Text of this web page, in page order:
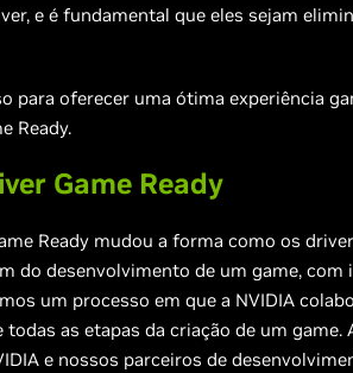
e é fundamental que eles sejam
para oferecer uma ótima experiência
Ready.
Game Ready
Ready mudou a forma como os
do desenvolvimento de um game, com
um processo em que a NVIDIA
as etapas da criação de um game.
e nossos parceiros de